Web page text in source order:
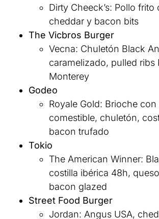
Dirty Cheeck’s: Pollo frito
cheddar y bacon bits
The Vicbros Burger
Vecna: Chuletón Black
caramelizado, pulled ribs
Monterey
Godeo
Royale Gold: Brioche con
comestible, chuletón,
bacon trufado
Tokio
The American Winner:
costilla ibérica 48h,
bacon glazed
Street Food Burger
Jordan: Angus USA,